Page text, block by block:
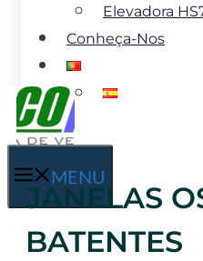
Elevadora
Conheça-Nos
MENU
JANELAS
BATENTES